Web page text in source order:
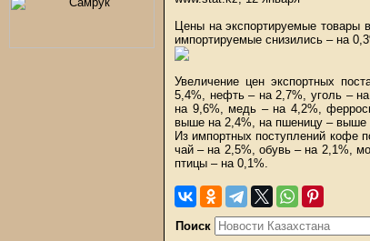
Цены на экспортируемые товары
импортируемые снизились – на
Увеличение цен экспортных
5,4%, нефть – на 2,7%, уголь –
на 9,6%, медь – на 4,2%,
выше на 2,4%, на пшеницу – выше
Из импортных поступлений кофе
чай – на 2,5%, обувь – на 2,1%,
птицы – на 0,1%.
Поиск